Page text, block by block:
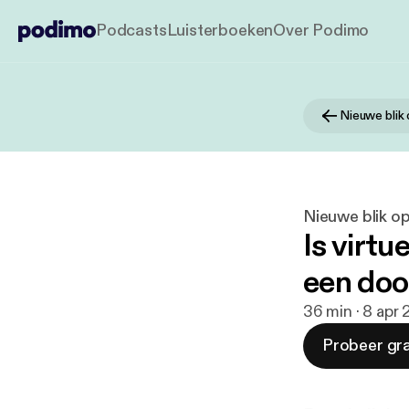
PodcastsLuisterboekenOver Podimo
Nieuwe blik
Nieuwe blik
Is
een
36 min · 8 apr
Probeer